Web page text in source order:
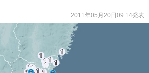
2011年05月20日09:14発表